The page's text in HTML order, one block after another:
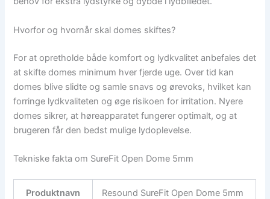
Hvorfor og hvornår skal domes skiftes?
For at opretholde både komfort og lydkvalitet anbefales det
at skifte domes minimum hver fjerde uge. Over tid kan
domes blive slidte og samle snavs og ørevoks, hvilket kan
forringe lydkvaliteten og øge risikoen for irritation. Nyere
domes sikrer, at høreapparatet fungerer optimalt, og at
brugeren får den bedst mulige lydoplevelse.
Tekniske fakta om SureFit Open Dome 5mm
Produktnavn Resound SureFit Open Dome 5mm